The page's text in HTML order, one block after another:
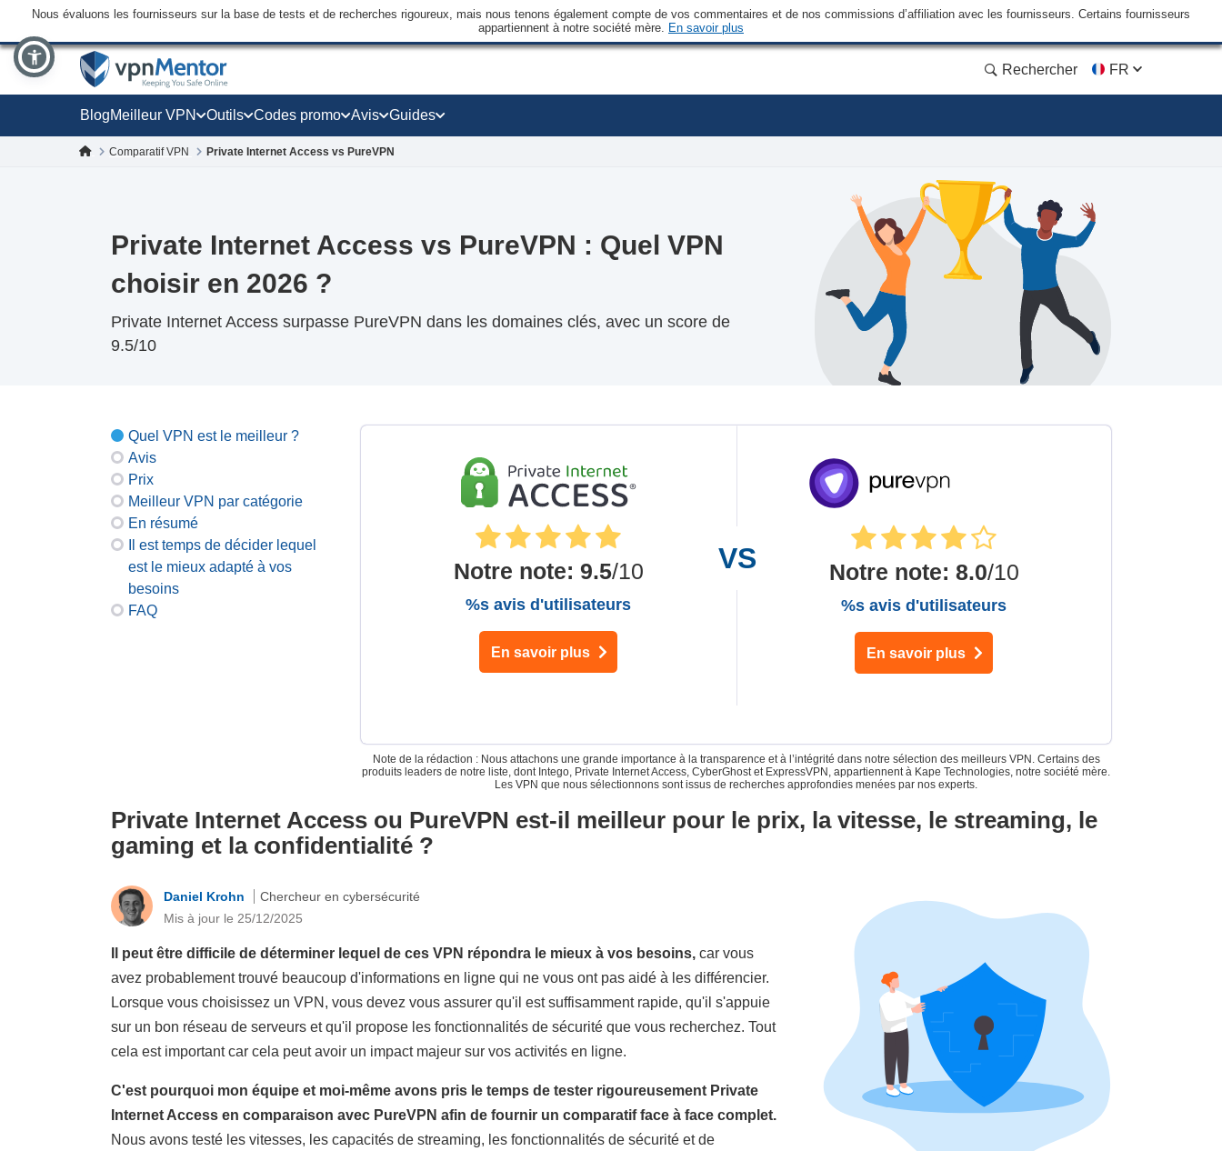
Nous évaluons les fournisseurs sur la base de tests et de recherches rigoureux, mais nous tenons également compte de vos commentaires et de nos commissions d’affiliation avec les fournisseurs. Certains fournisseurs
appartiennent à notre société mère. En savoir plus
Rechercher FR
BlogMeilleur VPN Outils Codes promo Avis Guides
Comparatif VPN Private Internet Access vs PureVPN
Private Internet Access vs PureVPN : Quel VPN
choisir en 2026 ?
Private Internet Access surpasse PureVPN dans les domaines clés, avec un score de
9.5/10
Quel VPN est le meilleur ?
Avis
Prix
Meilleur VPN par catégorie
En résumé
Il est temps de décider lequel
est le mieux adapté à vos
besoins
FAQ
Notre note: 9.5/10
%s avis d'utilisateurs
En savoir plus
Notre note: 8.0/10
%s avis d'utilisateurs
En savoir plus
Note de la rédaction : Nous attachons une grande importance à la transparence et à l’intégrité dans notre sélection des meilleurs VPN. Certains des
produits leaders de notre liste, dont Intego, Private Internet Access, CyberGhost et ExpressVPN, appartiennent à Kape Technologies, notre société mère.
Les VPN que nous sélectionnons sont issus de recherches approfondies menées par nos experts.
Private Internet Access ou PureVPN est-il meilleur pour le prix, la vitesse, le streaming, le
gaming et la confidentialité ?
Daniel Krohn
Chercheur en cybersécurité
Mis à jour le 25/12/2025
Il peut être difficile de déterminer lequel de ces VPN répondra le mieux à vos besoins, car vous
avez probablement trouvé beaucoup d'informations en ligne qui ne vous ont pas aidé à les différencier.
Lorsque vous choisissez un VPN, vous devez vous assurer qu'il est suffisamment rapide, qu'il s'appuie
sur un bon réseau de serveurs et qu'il propose les fonctionnalités de sécurité que vous recherchez. Tout
cela est important car cela peut avoir un impact majeur sur vos activités en ligne.
C'est pourquoi mon équipe et moi-même avons pris le temps de tester rigoureusement Private
Internet Access en comparaison avec PureVPN afin de fournir un comparatif face à face complet.
Nous avons testé les vitesses, les capacités de streaming, les fonctionnalités de sécurité et de